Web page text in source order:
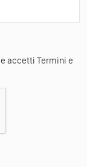
accetti Termini e